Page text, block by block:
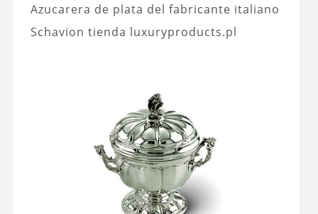
Azucarera de plata del fabricante italiano
Schavion tienda luxuryproducts.pl